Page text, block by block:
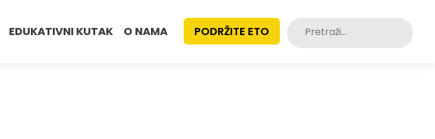
EDUKATIVNI KUTAK O NAMA PODRŽITE ETO Pretraži: